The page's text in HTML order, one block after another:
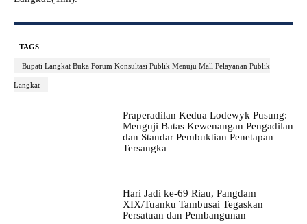
TAGS
Bupati Langkat Buka Forum Konsultasi Publik Menuju Mall Pelayanan Publik
Langkat
Praperadilan Kedua Lodewyk Pusung:
Menguji Batas Kewenangan Pengadilan
dan Standar Pembuktian Penetapan
Tersangka
Hari Jadi ke-69 Riau, Pangdam
XIX/Tuanku Tambusai Tegaskan
Persatuan dan Pembangunan